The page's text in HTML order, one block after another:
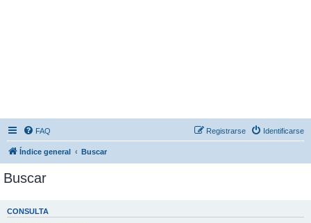
FAQ Identificarse
Registrarse
Índice general Buscar
Buscar
CONSULTA